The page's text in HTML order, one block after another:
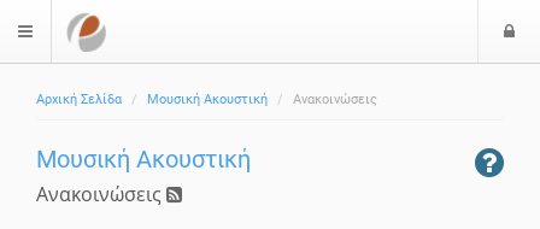
$langMenu
Αρχική Σελίδα Μουσική Ακουστική Ανακοινώσεις
Μουσική Ακουστική
Ανακοινώσεις